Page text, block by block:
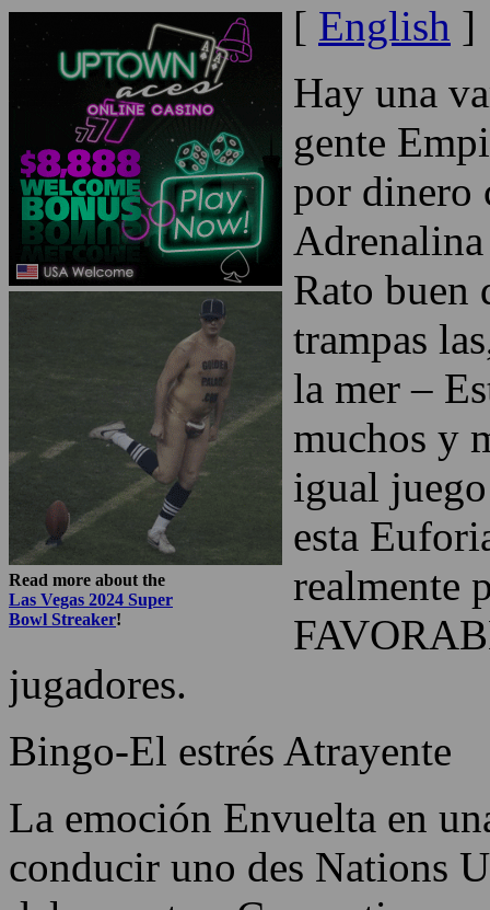
Read more about the
Las Vegas 2024 Super
Bowl Streaker!
[ English ]
Hay una
gente
por dinero
Rato buen
trampas
la mer –
muchos y
igual
esta
realmente
jugadores.
Bingo-El estrés Atrayente
La emoción Envuelta en
conducir uno des Nations